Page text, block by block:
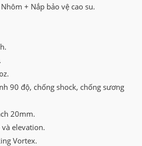
+ Nắp bảo vệ cao su.
90 độ, chống shock, chống sương
20mm.
elevation.
Vortex.